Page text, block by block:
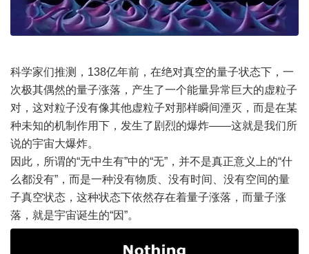
科学家们推测，138亿年前，在绝对真空的量子状态下，一
次极其偶然的量子涨落，产生了一个能量异常巨大的虚粒子
对，这对粒子没有像其他虚粒子对那样瞬间湮灭，而是在某
种未知的机制作用下，发生了剧烈的爆炸——这就是我们所
说的宇宙大爆炸。
因此，所谓的“无中生有”中的“无”，并不是真正意义上的“什
么都没有”，而是一种没有物质、没有时间、没有空间的量
子真空状态，这种状态下依然存在着量子涨落，而量子涨
落，就是宇宙诞生的“因”。